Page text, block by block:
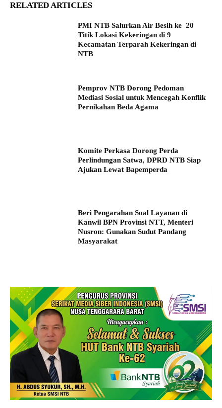
RELATED ARTICLES
PMI NTB Salurkan Air Besih ke 20
Titik Lokasi Kekeringan di 9
Kecamatan Terparah Kekeringan di
NTB
Pemprov NTB Dorong Pedoman
Mediasi Sosial untuk Mencegah Konflik
Pernikahan Beda Agama
Komite Perkasa Dorong Perda
Perlindungan Satwa, DPRD NTB Siap
Ajukan Lewat Bapemperda
Beri Pengarahan Soal Layanan di
Kanwil BPN Provinsi NTT, Menteri
Nusron: Gunakan Sudut Pandang
Masyarakat